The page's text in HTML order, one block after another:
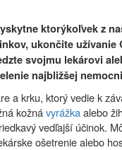
ktorýkoľvek z
ukončite užívanie
svojmu lekárovi
najbližšej
a krku, ktorý vedie k
kožnávyrážkaalebo
vedľajší účinok.
ošetrenie alebo